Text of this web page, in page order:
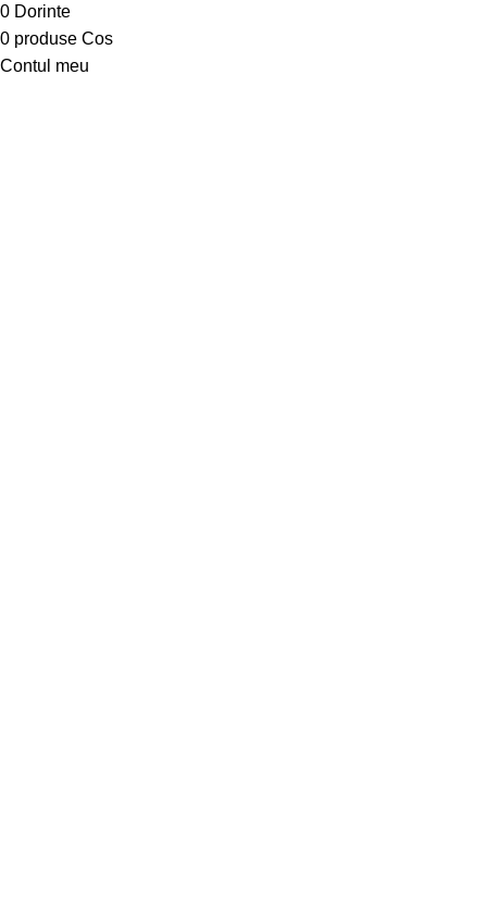
0 Dorinte
0 produse Cos
Contul meu